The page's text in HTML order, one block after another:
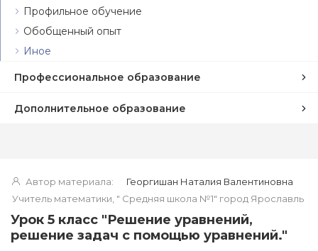
Профильное обучение
Обобщенный опыт
Иное
Профессиональное образование
Дополнительное образование
Автор материала:
Георгишан Наталия Валентиновна
Учитель математики, " Средняя школа №1" город Ярославль
Урок 5 класс "Решение уравнений,
решение задач с помощью уравнений."